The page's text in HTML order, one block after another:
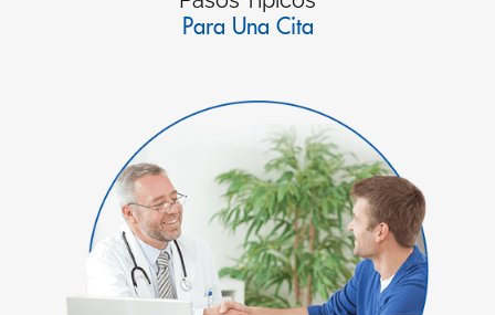
Para Una Cita